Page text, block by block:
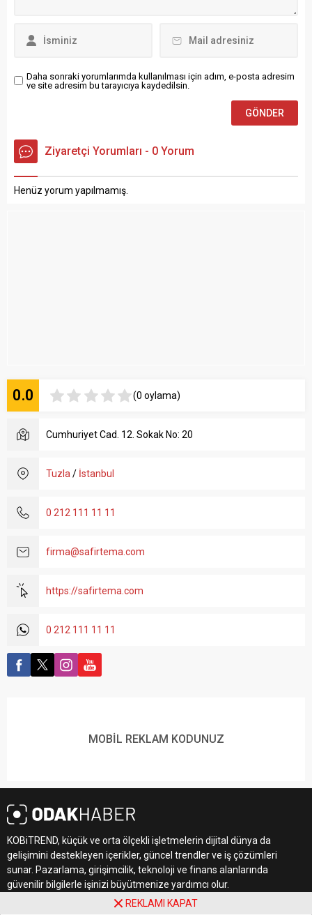
Daha sonraki yorumlarımda kullanılması için adım, e-posta adresim
ve site adresim bu tarayıcıya kaydedilsin.
Ziyaretçi Yorumları - 0 Yorum
Henüz yorum yapılmamış.
0.0 (0 oylama)
Cumhuriyet Cad. 12. Sokak No: 20
Tuzla / İstanbul
0 212 111 11 11
firma@safirtema.com
https://safirtema.com
0 212 111 11 11
MOBİL REKLAM KODUNUZ
KOBiTREND, küçük ve orta ölçekli işletmelerin dijital dünya da
gelişimini destekleyen içerikler, güncel trendler ve iş çözümleri
sunar. Pazarlama, girişimcilik, teknoloji ve finans alanlarında
güvenilir bilgilerle işinizi büyütmenize yardımcı olur.
REKLAMI KAPAT